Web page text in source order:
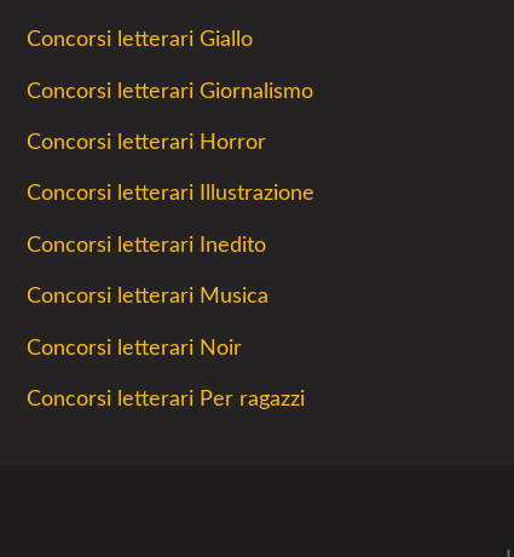
Concorsi letterari Giallo
Concorsi letterari Giornalismo
Concorsi letterari Horror
Concorsi letterari Illustrazione
Concorsi letterari Inedito
Concorsi letterari Musica
Concorsi letterari Noir
Concorsi letterari Per ragazzi